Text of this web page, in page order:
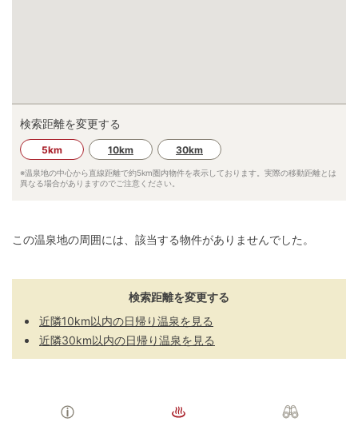
検索距離を変更する
5km 10km 30km
※温泉地の中心から直線距離で約5km圏内物件を表示しております。実際の移動距離とは
異なる場合がありますのでご注意ください。
この温泉地の周囲には、該当する物件がありませんでした。
検索距離を変更する
近隣10km以内の日帰り温泉を見る
近隣30km以内の日帰り温泉を見る